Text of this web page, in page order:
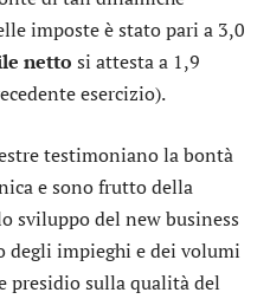
imposte è stato pari a 3,0
netto si attesta a 1,9
esercizio).
testimoniano la bontà
e sono frutto della
sviluppo del new business
degli impieghi e dei volumi
presidio sulla qualità del